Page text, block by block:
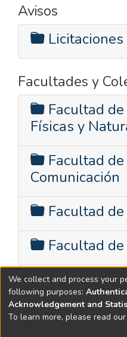
Avisos
Facultades y
Facultad
Físicas y
Facultad
Comunicación
Facultad
Facultad
Facultad de
We collect and process your
following purposes:
Acknowledgement and
To learn more, please read our